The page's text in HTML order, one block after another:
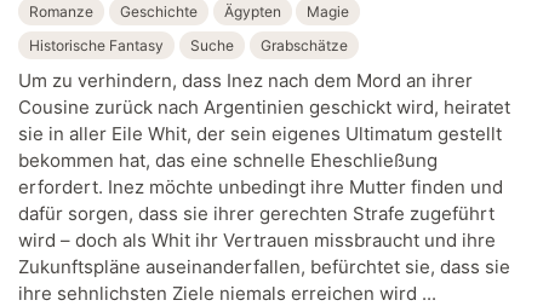
Romanze
Geschichte Ägypten
Magie
Historische Fantasy
Suche Grabschätze
Um zu verhindern, dass Inez nach dem Mord an ihrer
Cousine zurück nach Argentinien geschickt wird, heiratet
sie in aller Eile Whit, der sein eigenes Ultimatum gestellt
bekommen hat, das eine schnelle Eheschließung
erfordert. Inez möchte unbedingt ihre Mutter finden und
dafür sorgen, dass sie ihrer gerechten Strafe zugeführt
wird – doch als Whit ihr Vertrauen missbraucht und ihre
Zukunftspläne auseinanderfallen, befürchtet sie, dass sie
ihre sehnlichsten Ziele niemals erreichen wird ...